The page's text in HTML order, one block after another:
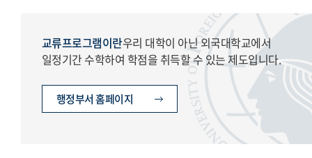
교류프로그램이란우리 대학이 아닌 외국대학교에서
일정기간 수학하여 학점을 취득할 수 있는 제도입니다.
행정부서 홈페이지